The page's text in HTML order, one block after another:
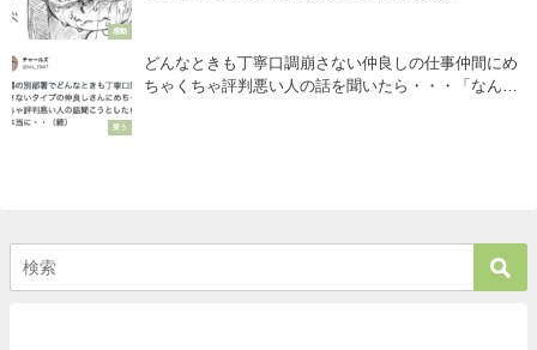
感動
笑う
どんなときも丁寧口調崩さない仲良しの仕事仲間にめ
ちゃくちゃ評判悪い人の話を聞いたら・・・「なんて